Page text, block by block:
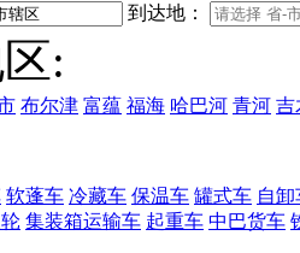
到达地：
:
布尔津 富蕴 福海 哈巴河 青河 吉
软蓬车 冷藏车 保温车 罐式车 自卸
集装箱运输车 起重车 中巴货车